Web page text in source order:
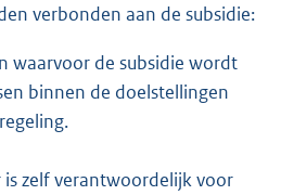
verbonden aan de subsidie:
waarvoor de subsidie wordt
binnen de doelstellingen
is zelf verantwoordelijk voor